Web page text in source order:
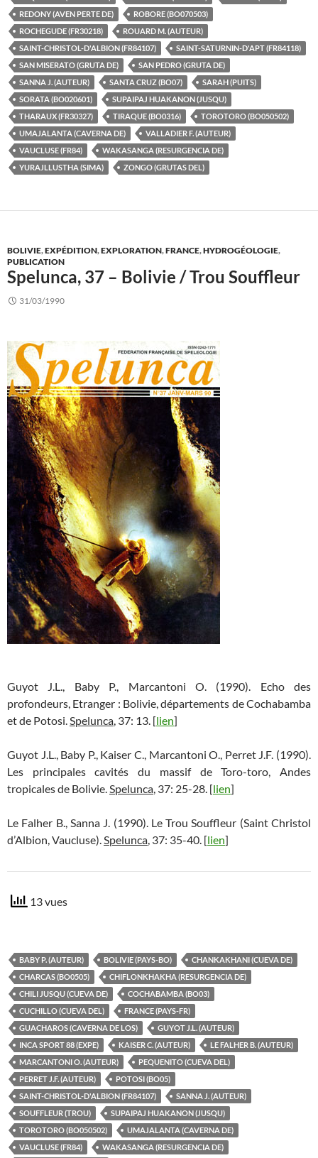
REDONY (AVEN PERTE DE)
ROBORE (BO070503)
ROCHEGUDE (FR30218)
ROUARD M. (AUTEUR)
SAINT-CHRISTOL-D'ALBION (FR84107)
SAINT-SATURNIN-D'APT (FR84118)
SAN MISERATO (GRUTA DE)
SAN PEDRO (GRUTA DE)
SANNA J. (AUTEUR)
SANTA CRUZ (BO07)
SARAH (PUITS)
SORATA (BO020601)
SUPAIPAJ HUAKANON (JUSQU)
THARAUX (FR30327)
TIRAQUE (BO0316)
TOROTORO (BO050502)
UMAJALANTA (CAVERNA DE)
VALLADIER F. (AUTEUR)
VAUCLUSE (FR84)
WAKASANGA (RESURGENCIA DE)
YURAJLLUSTHA (SIMA)
ZONGO (GRUTAS DEL)
BOLIVIE,EXPÉDITION,EXPLORATION,FRANCE,HYDROGÉOLOGIE,
PUBLICATION
Spelunca, 37 – Bolivie / Trou Souffleur
31/03/1990
Guyot J.L., Baby P., Marcantoni O. (1990). Echo des
profondeurs, Etranger : Bolivie, départements de Cochabamba
et de Potosi. Spelunca , 37: 13. [lien]
Guyot J.L., Baby P., Kaiser C., Marcantoni O., Perret J.F. (1990).
Les principales cavités du massif de Toro-toro, Andes
tropicales de Bolivie. Spelunca , 37: 25-28. [lien]
Le Falher B., Sanna J. (1990). Le Trou Souffleur (Saint Christol
d’Albion, Vaucluse). Spelunca , 37: 35-40. [lien]
13 vues
BABY P. (AUTEUR) BOLIVIE (PAYS-BO)
CHANKAKHANI (CUEVA DE)
CHARCAS (BO0505)
CHIFLONKHAKHA (RESURGENCIA DE)
CHILI JUSQU (CUEVA DE)
COCHABAMBA (BO03)
CUCHILLO (CUEVA DEL)
FRANCE (PAYS-FR)
GUACHAROS (CAVERNA DE LOS)
GUYOT J.L. (AUTEUR)
INCA SPORT 88 (EXPE)
KAISER C. (AUTEUR)
LE FALHER B. (AUTEUR)
MARCANTONI O. (AUTEUR)
PEQUENITO (CUEVA DEL)
PERRET J.F. (AUTEUR)
POTOSI (BO05)
SAINT-CHRISTOL-D'ALBION (FR84107)
SANNA J. (AUTEUR)
SOUFFLEUR (TROU)
SUPAIPAJ HUAKANON (JUSQU)
TOROTORO (BO050502)
UMAJALANTA (CAVERNA DE)
VAUCLUSE (FR84)
WAKASANGA (RESURGENCIA DE)